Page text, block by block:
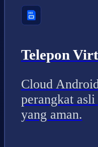
Telepon
Cloud
perangkat
yang aman.